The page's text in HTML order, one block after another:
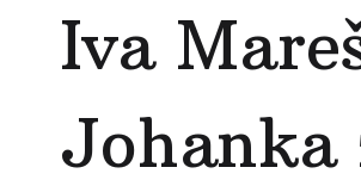
Iva